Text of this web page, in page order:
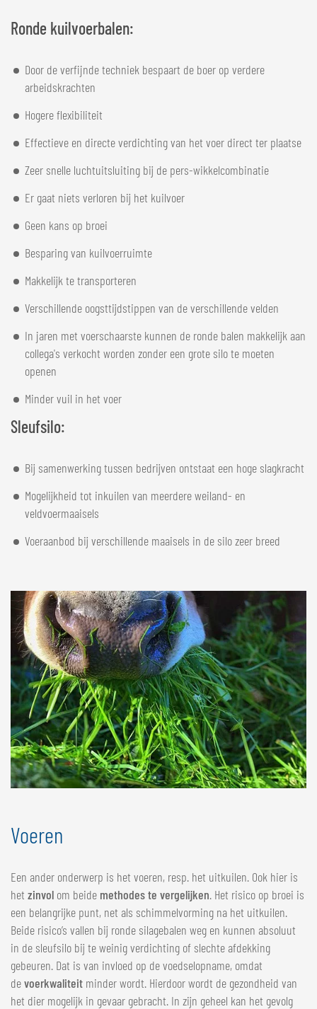
Ronde kuilvoerbalen:
Door de verfijnde techniek bespaart de boer op verdere
arbeidskrachten
Hogere flexibiliteit
Effectieve en directe verdichting van het voer direct ter plaatse
Zeer snelle luchtuitsluiting bij de pers-wikkelcombinatie
Er gaat niets verloren bij het kuilvoer
Geen kans op broei
Besparing van kuilvoerruimte
Makkelijk te transporteren
Verschillende oogsttijdstippen van de verschillende velden
In jaren met voerschaarste kunnen de ronde balen makkelijk aan
collega's verkocht worden zonder een grote silo te moeten
openen
Minder vuil in het voer
Sleufsilo:
Bij samenwerking tussen bedrijven ontstaat een hoge slagkracht
Mogelijkheid tot inkuilen van meerdere weiland- en
veldvoermaaisels
Voeraanbod bij verschillende maaisels in de silo zeer breed
Voeren
Een ander onderwerp is het voeren, resp. het uitkuilen. Ook hier is
het zinvol om beide methodes te vergelijken. Het risico op broei is
een belangrijke punt, net als schimmelvorming na het uitkuilen.
Beide risico’s vallen bij ronde silagebalen weg en kunnen absoluut
in de sleufsilo bij te weinig verdichting of slechte afdekking
gebeuren. Dat is van invloed op de voedselopname, omdat
devoerkwaliteit minder wordt. Hierdoor wordt de gezondheid van
het dier mogelijk in gevaar gebracht. In zijn geheel kan het gevolg